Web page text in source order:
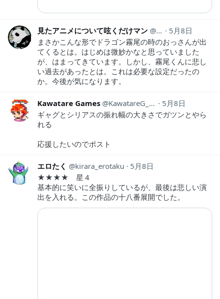
見たアニメについて呟くだけマン animeozy
5月8日
まさかこんな形でドラゴン霧尾の時のおっさんが出
てくるとは。はじめは微妙かなと思っていました
が、はまってきています。しかし、霧尾くんに悲し
い過去があったとは。これは必要な設定だったの
か。今後が気になります。
Kawatare Games KawatareG_info
5月8日
ギャグとシリアスの振れ幅の大きさでガツンとやら
れる
応援したいのでポスト
エロたく kirara_erotaku
5月8日
★★★★ 星４
基本的に笑いに全振りしているが、最後は悲しい演
出を入れる。この作品の十八番展開でした。